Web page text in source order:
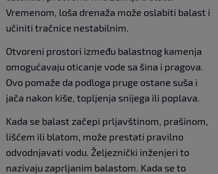
Vremenom, loša drenaža može oslabiti balast i
učiniti tračnice nestabilnim.
Otvoreni prostori između balastnog kamenja
omogućavaju oticanje vode sa šina i pragova.
Ovo pomaže da podloga pruge ostane suša i
jača nakon kiše, topljenja snijega ili poplava.
Kada se balast začepi prljavštinom, prašinom,
lišćem ili blatom, može prestati pravilno
odvodnjavati vodu. Željeznički inženjeri to
nazivaju zaprljanim balastom. Kada se to